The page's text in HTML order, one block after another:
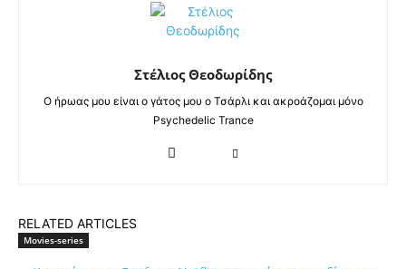
Στέλιος Θεοδωρίδης
Ο ήρωας μου είναι ο γάτος μου ο Τσάρλι και ακροάζομαι μόνο
Psychedelic Trance
RELATED ARTICLES
Movies-series